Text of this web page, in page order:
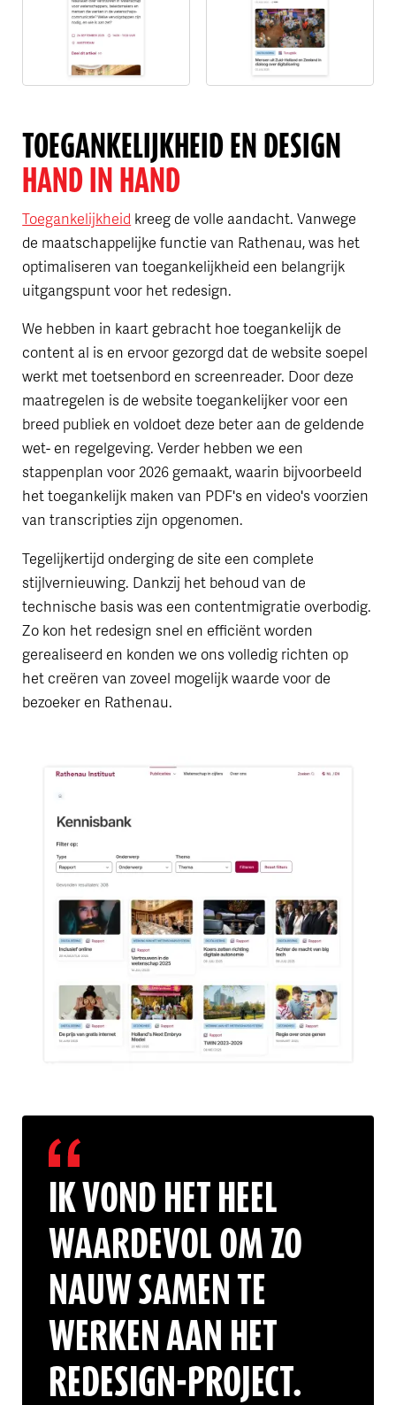
TOEGAN­KE­LIJKHEID EN DESIGN
HAND IN HAND
Toegankelijkheid kreeg de volle aandacht. Vanwege
de maatschappelijke functie van Rathenau, was het
optimaliseren van toegankelijkheid een belangrijk
uitgangspunt voor het redesign.
We hebben in kaart gebracht hoe toegankelijk de
content al is en ervoor gezorgd dat de website soepel
werkt met toetsenbord en screenreader. Door deze
maatregelen is de website toegankelijker voor een
breed publiek en voldoet deze beter aan de geldende
wet- en regelgeving. Verder hebben we een
stappenplan voor 2026 gemaakt, waarin bijvoorbeeld
het toegankelijk maken van PDF's en video's voorzien
van transcripties zijn opgenomen.
Tegelijkertijd onderging de site een complete
stijlvernieuwing. Dankzij het behoud van de
technische basis was een contentmigratie overbodig.
Zo kon het redesign snel en efficiënt worden
gerealiseerd en konden we ons volledig richten op
het creëren van zoveel mogelijk waarde voor de
bezoeker en Rathenau.
IK VOND HET HEEL
WAARDEVOL OM ZO
NAUW SAMEN TE
WERKEN AAN HET
REDESIGN-PROJECT.